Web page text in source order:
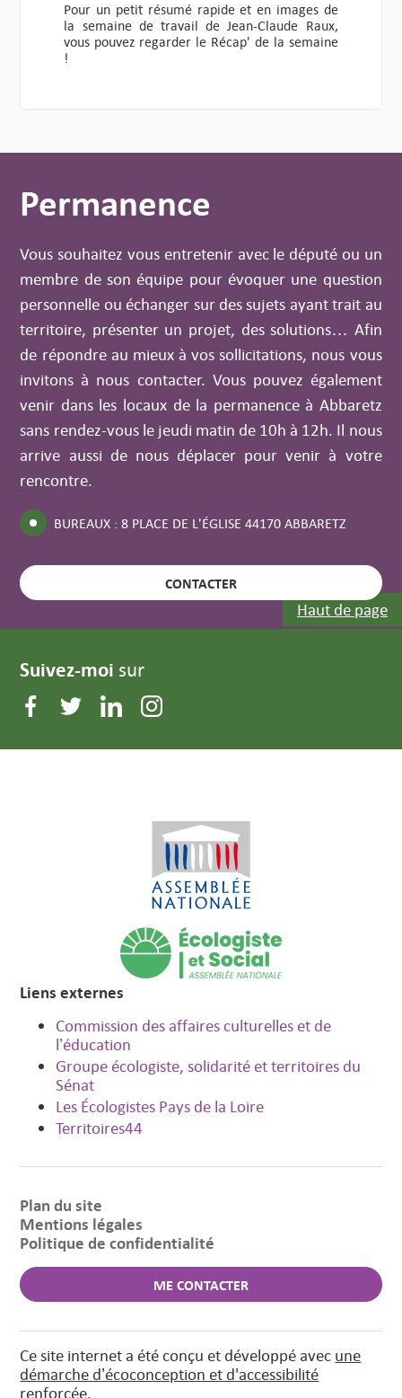
Pour un petit résumé rapide et en images de
la semaine de travail de Jean-Claude Raux,
vous pouvez regarder le Récap' de la semaine
!
Permanence
Vous souhaitez vous entretenir avec le député ou un
membre de son équipe pour évoquer une question
personnelle ou échanger sur des sujets ayant trait au
territoire, présenter un projet, des solutions… Afin
de répondre au mieux à vos sollicitations, nous vous
invitons à nous contacter. Vous pouvez également
venir dans les locaux de la permanence à Abbaretz
sans rendez-vous le jeudi matin de 10h à 12h. Il nous
arrive aussi de nous déplacer pour venir à votre
rencontre.
BUREAUX : 8 PLACE DE L'ÉGLISE 44170 ABBARETZ
CONTACTER
Haut de page
Suivez-moi sur
Liens externes
Commission des affaires culturelles et de
l’éducation
Groupe écologiste, solidarité et territoires du
Sénat
Les Écologistes Pays de la Loire
Territoires44
Plan du site
Mentions légales
Politique de confidentialité
ME CONTACTER
Ce site internet a été conçu et développé avec une
démarche d’écoconception et d'accessibilité
renforcée.